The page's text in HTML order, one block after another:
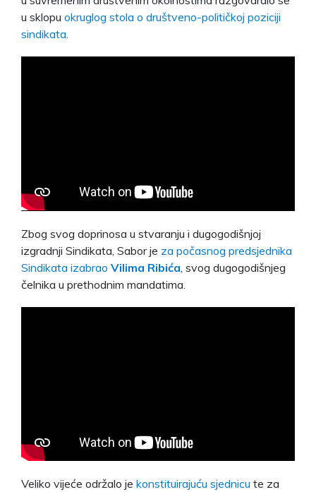
u sklopu okruglog stola o društveno-političkoj poziciji
sindikata.
Zbog svog doprinosa u stvaranju i dugogodišnjoj
izgradnji Sindikata, Sabor je za počasnog predsjednika
Sindikata izabrao Vilima Ribića , svog dugogodišnjeg
čelnika u prethodnim mandatima.
Veliko vijeće održalo je konstituirajuću sjednicu te za